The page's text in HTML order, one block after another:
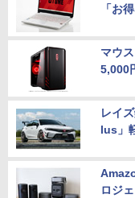
「お
マウ
5,000
レイ
lus」
ロジ